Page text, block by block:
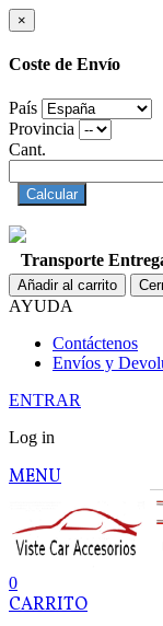
×
Coste de Envío
País
Provincia
Cant.
Calcular
Transporte
Añadir al carrito
AYUDA
Contáctenos
Envíos y
ENTRAR
Log in
MENU
0
CARRITO